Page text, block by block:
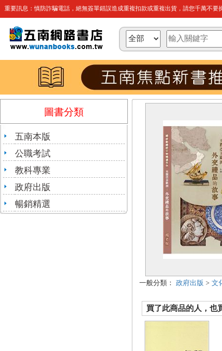
重要訊息：慎防詐騙電話，絕無簽單錯誤造成重複扣款或重複出貨，請您千萬不要
圖書分類
五南本版
公職考試
教科專業
政府出版
暢銷精選
一般分類： 政府出版 > 文
買了此商品的人，也